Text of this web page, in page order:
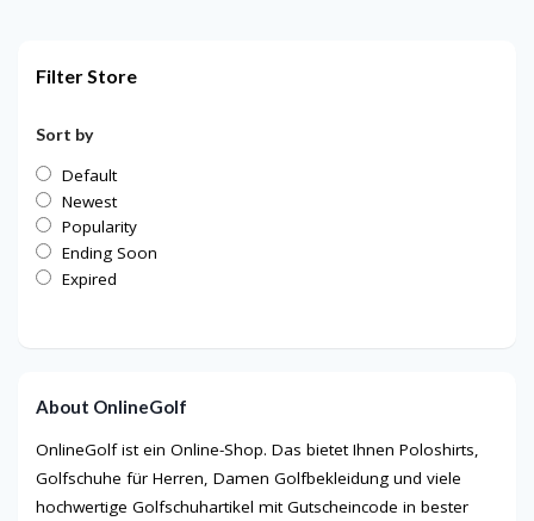
Filter Store
Sort by
Default
Newest
Popularity
Ending Soon
Expired
About OnlineGolf
OnlineGolf ist ein Online-Shop. Das bietet Ihnen Poloshirts,
Golfschuhe für Herren, Damen Golfbekleidung und viele
hochwertige Golfschuhartikel mit Gutscheincode in bester